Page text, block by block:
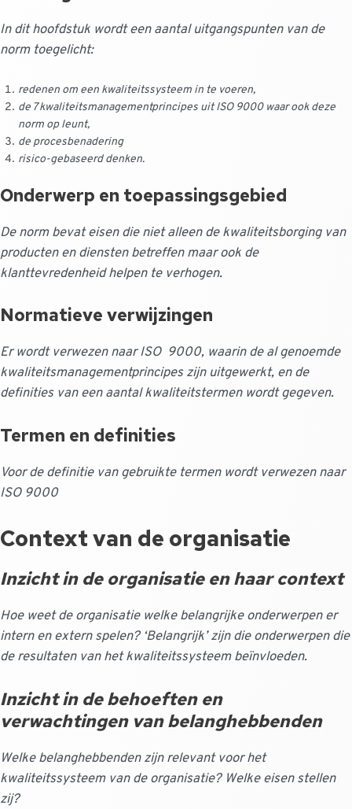
In dit hoofdstuk wordt een aantal uitgangspunten van de
norm toegelicht:
redenen om een kwaliteitssysteem in te voeren,
de 7 kwaliteitsmanagementprincipes uit ISO 9000 waar ook deze
norm op leunt,
de procesbenadering
risico-gebaseerd denken.
Onderwerp en toepassingsgebied
De norm bevat eisen die niet alleen de kwaliteitsborging van
producten en diensten betreffen maar ook de
klanttevredenheid helpen te verhogen.
Normatieve verwijzingen
Er wordt verwezen naar ISO 9000, waarin de al genoemde
kwaliteitsmanagementprincipes zijn uitgewerkt, en de
definities van een aantal kwaliteitstermen wordt gegeven.
Termen en definities
Voor de definitie van gebruikte termen wordt verwezen naar
ISO 9000
Context van de organisatie
Inzicht in de organisatie en haar context
Hoe weet de organisatie welke belangrijke onderwerpen er
intern en extern spelen? ‘Belangrijk’ zijn die onderwerpen die
de resultaten van het kwaliteitssysteem beïnvloeden.
Inzicht in de behoeften en
verwachtingen van belanghebbenden
Welke belanghebbenden zijn relevant voor het
kwaliteitssysteem van de organisatie? Welke eisen stellen
zij?